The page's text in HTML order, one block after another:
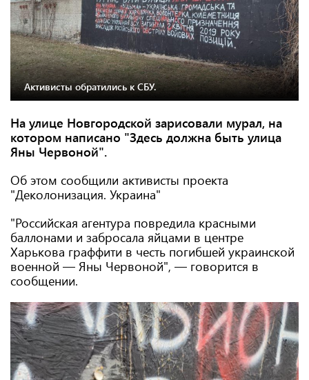
Активисты обратились к СБУ.
На улице Новгородской зарисовали мурал, на
котором написано "Здесь должна быть улица
Яны Червоной".
Об этом сообщили активисты проекта
"Деколонизация. Украина"
"Российская агентура повредила красными
баллонами и забросала яйцами в центре
Харькова граффити в честь погибшей украинской
военной — Яны Червоной", — говорится в
сообщении.